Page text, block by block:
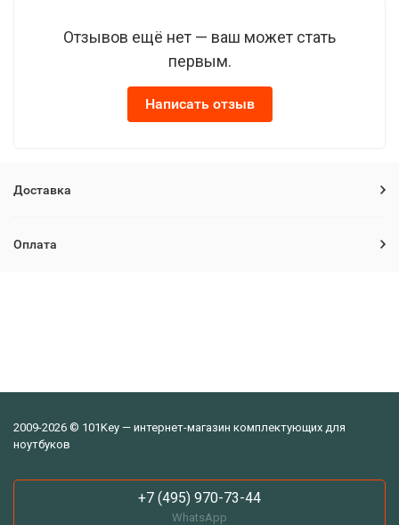
Отзывов ещё нет — ваш может стать
первым.
Написать отзыв
Доставка
Оплата
2009-2026 © 101Key — интернет-магазин комплектующих для
ноутбуков
+7 (495) 970-73-44
WhatsApp